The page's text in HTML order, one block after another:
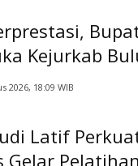
Kejurkab
2026, 18:09 WIB
Latif
Gelar